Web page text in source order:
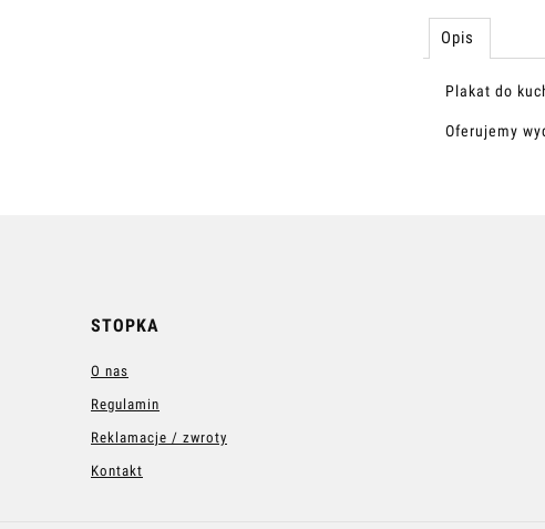
Opis
Plakat do
Oferujemy
STOPKA
O nas
Regulamin
Reklamacje / zwroty
Kontakt